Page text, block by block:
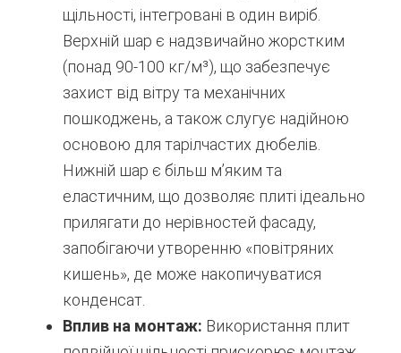
щільності, інтегровані в один виріб.
Верхній шар є надзвичайно жорстким
(понад 90-100 кг/м³), що забезпечує
захист від вітру та механічних
пошкоджень, а також слугує надійною
основою для тарілчастих дюбелів.
Нижній шар є більш м’яким та
еластичним, що дозволяє плиті ідеально
прилягати до нерівностей фасаду,
запобігаючи утворенню «повітряних
кишень», де може накопичуватися
конденсат.
Вплив на монтаж: Використання плит